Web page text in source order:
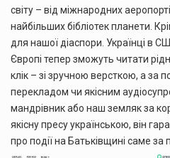
світу – від міжнародних
найбільших бібліотек планети.
для нашої діаспори. Українці в
Європі тепер зможуть читати
клік – зі зручною версткою, а за
перекладом чи якісним
мандрівник або наш земляк за
якісну пресу українською, він
про події на Батьківщині саме за